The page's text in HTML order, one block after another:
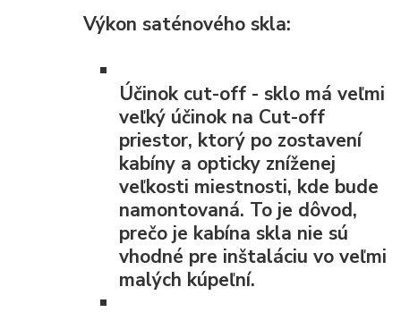
Výkon saténového skla:
Účinok cut-off - sklo má veľmi
veľký účinok na Cut-off
priestor, ktorý po zostavení
kabíny a opticky zníženej
veľkosti miestnosti, kde bude
namontovaná. To je dôvod,
prečo je kabína skla nie sú
vhodné pre inštaláciu vo veľmi
malých kúpeľní.